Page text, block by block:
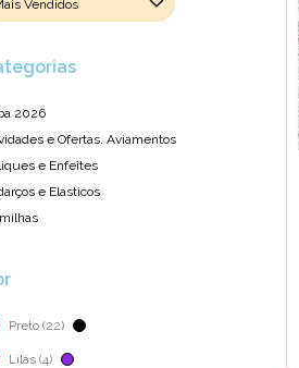
2026
e Ofertas. Aviamentos
e Enfeites
e Elasticos
Preto (22)
Lilás (4)